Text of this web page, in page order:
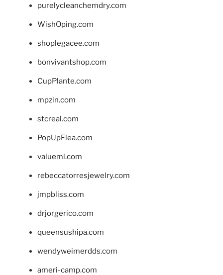
purelycleanchemdry.com
WishOping.com
shoplegacee.com
bonvivantshop.com
CupPlante.com
mpzin.com
stcreal.com
PopUpFlea.com
valueml.com
rebeccatorresjewelry.com
jmpbliss.com
drjorgerico.com
queensushipa.com
wendyweimerdds.com
ameri-camp.com